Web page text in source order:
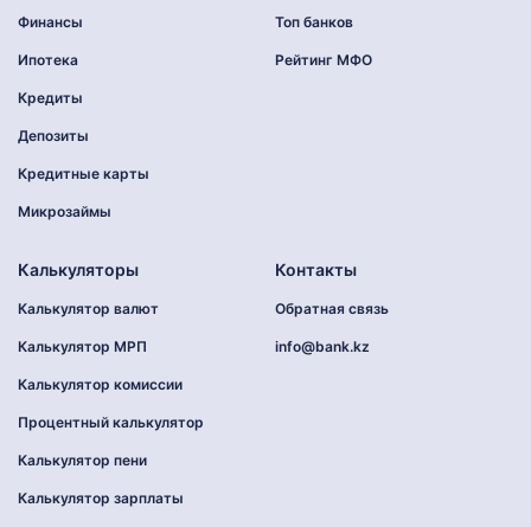
Финансы
Ипотека
Кредиты
Депозиты
Кредитные карты
Микрозаймы
Топ банков
Рейтинг МФО
Калькуляторы
Калькулятор валют
Калькулятор МРП
Калькулятор комиссии
Процентный калькулятор
Калькулятор пени
Калькулятор зарплаты
Контакты
Обратная связь
info@bank.kz